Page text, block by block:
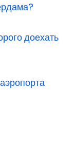
доехать